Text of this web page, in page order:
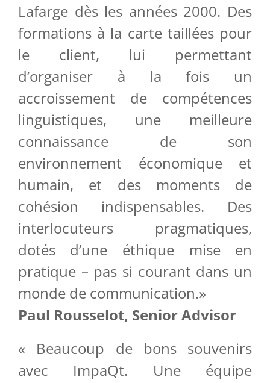
Lafarge dès les années 2000. Des
formations à la carte taillées pour
le client, lui permettant
d’organiser à la fois un
accroissement de compétences
linguistiques, une meilleure
connaissance de son
environnement économique et
humain, et des moments de
cohésion indispensables. Des
interlocuteurs pragmatiques,
dotés d’une éthique mise en
pratique – pas si courant dans un
monde de communication.»
Paul Rousselot, Senior Advisor
« Beaucoup de bons souvenirs
avec ImpaQt. Une équipe